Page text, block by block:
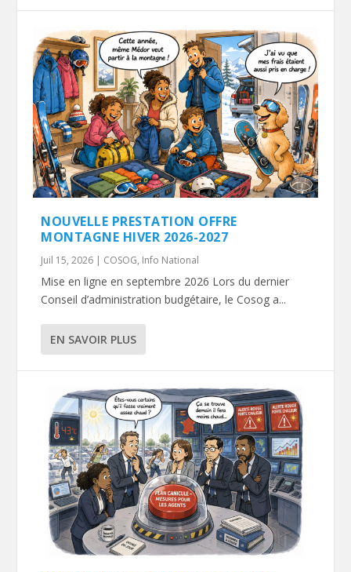
NOUVELLE PRESTATION OFFRE
MONTAGNE HIVER 2026-2027
Juil 15, 2026 | COSOG, Info National
Mise en ligne en septembre 2026 Lors du dernier
Conseil d’administration budgétaire, le Cosog a...
EN SAVOIR PLUS